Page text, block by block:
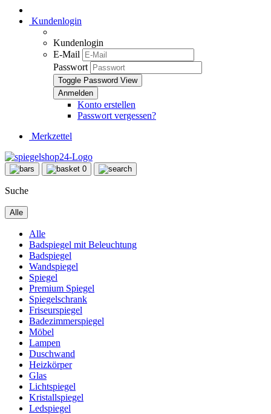
Kundenlogin
Kundenlogin
E-Mail
Passwort
Toggle Password View
Konto erstellen
Passwort vergessen?
Merkzettel
0
Suche
Alle
Alle
Badspiegel mit Beleuchtung
Badspiegel
Wandspiegel
Spiegel
Premium Spiegel
Spiegelschrank
Friseurspiegel
Badezimmerspiegel
Möbel
Lampen
Duschwand
Heizkörper
Glas
Lichtspiegel
Kristallspiegel
Ledspiegel